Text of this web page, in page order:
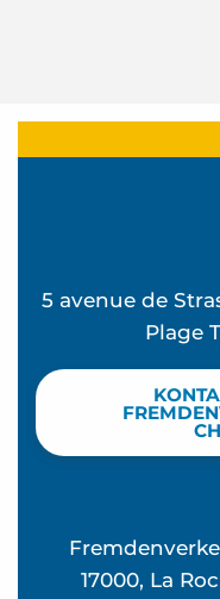
5 avenue de
Plage
17000, La